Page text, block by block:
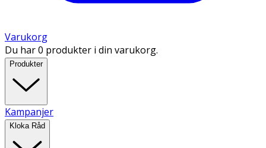
Varukorg
Du har 0 produkter i din varukorg.
Produkter
Kampanjer
Kloka Råd